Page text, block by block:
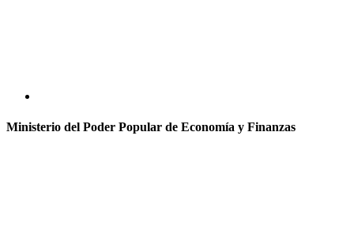
Ministerio del Poder Popular de Economía y Finanzas